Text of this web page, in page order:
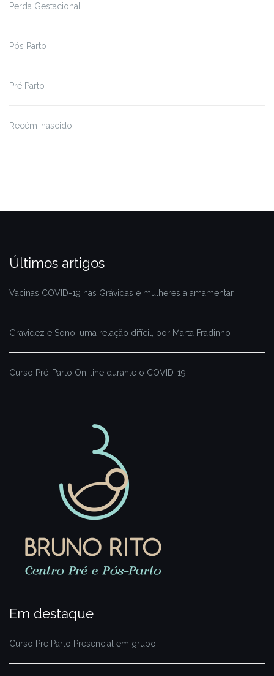
Perda Gestacional
Pós Parto
Pré Parto
Recém-nascido
Últimos artigos
Vacinas COVID-19 nas Grávidas e mulheres a amamentar
Gravidez e Sono: uma relação difícil, por Marta Fradinho
Curso Pré-Parto On-line durante o COVID-19
Em destaque
Curso Pré Parto Presencial em grupo